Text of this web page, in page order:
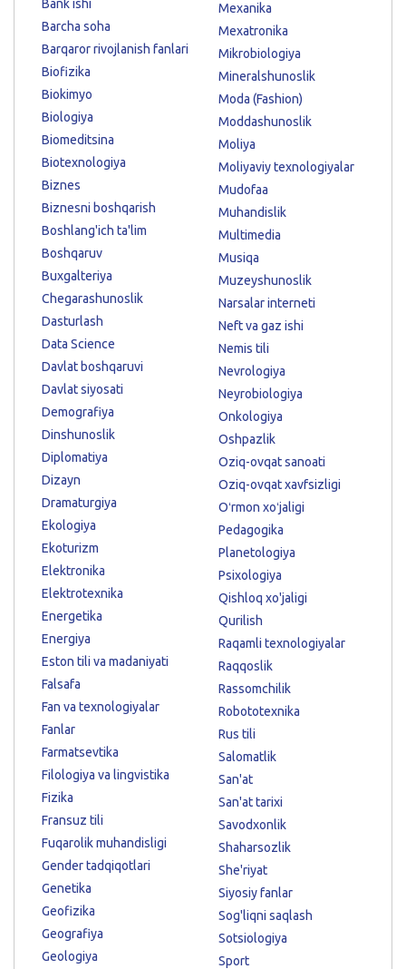
Bank ishi
Barcha soha
Barqaror rivojlanish fanlari
Biofizika
Biokimyo
Biologiya
Biomeditsina
Biotexnologiya
Biznes
Biznesni boshqarish
Boshlang'ich ta'lim
Boshqaruv
Buxgalteriya
Chegarashunoslik
Dasturlash
Data Science
Davlat boshqaruvi
Davlat siyosati
Demografiya
Dinshunoslik
Diplomatiya
Dizayn
Dramaturgiya
Ekologiya
Ekoturizm
Elektronika
Elektrotexnika
Energetika
Energiya
Eston tili va madaniyati
Falsafa
Fan va texnologiyalar
Fanlar
Farmatsevtika
Filologiya va lingvistika
Fizika
Fransuz tili
Fuqarolik muhandisligi
Gender tadqiqotlari
Genetika
Geofizika
Geografiya
Geologiya
Mexanika
Mexatronika
Mikrobiologiya
Mineralshunoslik
Moda (Fashion)
Moddashunoslik
Moliya
Moliyaviy texnologiyalar
Mudofaa
Muhandislik
Multimedia
Musiqa
Muzeyshunoslik
Narsalar interneti
Neft va gaz ishi
Nemis tili
Nevrologiya
Neyrobiologiya
Onkologiya
Oshpazlik
Oziq-ovqat sanoati
Oziq-ovqat xavfsizligi
Oʻrmon xoʻjaligi
Pedagogika
Planetologiya
Psixologiya
Qishloq xo'jaligi
Qurilish
Raqamli texnologiyalar
Raqqoslik
Rassomchilik
Robototexnika
Rus tili
Salomatlik
San'at
San'at tarixi
Savodxonlik
Shaharsozlik
She'riyat
Siyosiy fanlar
Sog'liqni saqlash
Sotsiologiya
Sport